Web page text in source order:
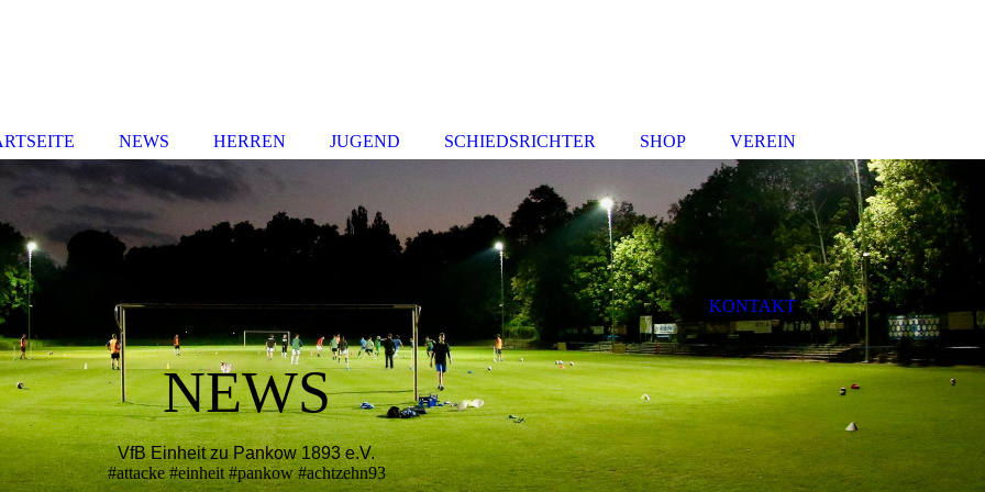
NEWS
VfB Einheit zu Pankow 1893 e.V.
#attacke #einheit #pankow #achtzehn93
NEWS HERREN JUGEND SCHIEDSRICHTER SHOP VEREIN
KONTAKT